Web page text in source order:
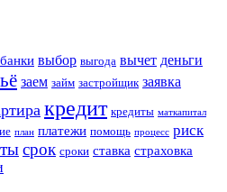
банки выбор выгода вычет деньги
заем займ застройщик заявка
кредит кредиты маткапитал
план платежи помощь процесс риск
срок сроки ставка страховка